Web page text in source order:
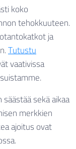
koko
tehokkuuteen.
ja
Tutustu
vaativissa
sekä aikaa
merkkien
ajoitus ovat